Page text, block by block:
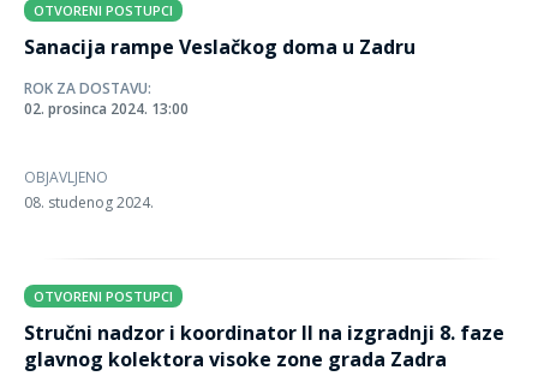
OTVORENI POSTUPCI
Sanacija rampe Veslačkog doma u Zadru
ROK ZA DOSTAVU:
02. prosinca 2024. 13:00
OBJAVLJENO
08. studenog 2024.
OTVORENI POSTUPCI
Stručni nadzor i koordinator II na izgradnji 8. faze
glavnog kolektora visoke zone grada Zadra